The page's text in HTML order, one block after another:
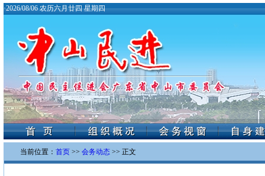
·2026/08/06 农历六月廿四 星期四
当前位置： 首页 >> 会务动态 >> 正文